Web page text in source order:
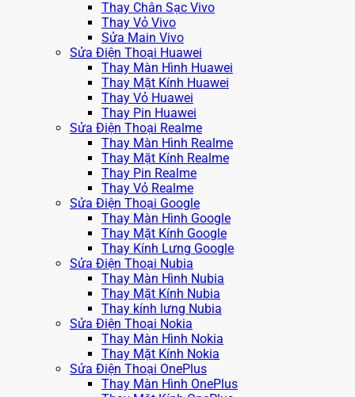
Thay Chân Sạc Vivo
Thay Vỏ Vivo
Sửa Main Vivo
Sửa Điện Thoại Huawei
Thay Màn Hình Huawei
Thay Mặt Kính Huawei
Thay Vỏ Huawei
Thay Pin Huawei
Sửa Điện Thoại Realme
Thay Màn Hình Realme
Thay Mặt Kính Realme
Thay Pin Realme
Thay Vỏ Realme
Sửa Điện Thoại Google
Thay Màn Hình Google
Thay Mặt Kính Google
Thay Kính Lưng Google
Sửa Điện Thoại Nubia
Thay Màn Hình Nubia
Thay Mặt Kính Nubia
Thay kính lưng Nubia
Sửa Điện Thoại Nokia
Thay Màn Hình Nokia
Thay Mặt Kính Nokia
Sửa Điện Thoại OnePlus
Thay Màn Hình OnePlus